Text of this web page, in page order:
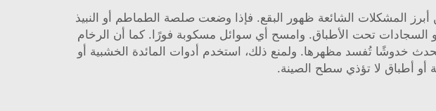
المشكلات الشائعة ظهور البقع. فإذا وضعت صلصة الطماطم أو النبيذ
أو السجادات تحت الأطباق. وامسح أي سوائل مسكوبة فورًا. كما أن الرخام
خدوشًا تُفسد مظهرها. ولمنع ذلك، استخدم أدوات المائدة الخشبية أو
أو أطباق لا تؤذي سطح الصينة.